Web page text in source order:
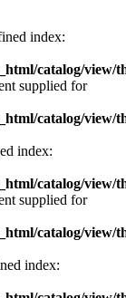
index:
catalog/view/
supplied for
catalog/view/
index:
catalog/view/
supplied for
catalog/view/
index: